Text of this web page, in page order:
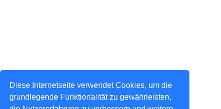
Diese Internetseite verwendet Cookies, um die
grundlegende Funktionalität zu gewährleisten,